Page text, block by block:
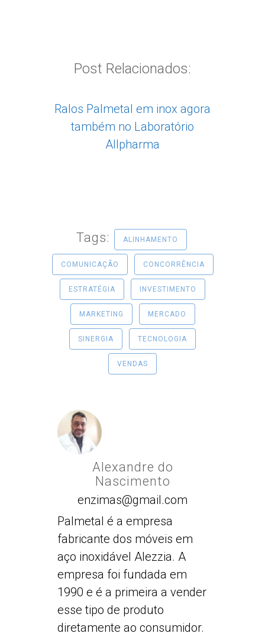
Post Relacionados:
Ralos Palmetal em inox agora
também no Laboratório
Allpharma
Tags: ALINHAMENTO
COMUNICAÇÃO CONCORRÊNCIA
ESTRATÉGIA INVESTIMENTO
MARKETING MERCADO
SINERGIA TECNOLOGIA
VENDAS
Alexandre do
Nascimento
enzimas@gmail.com
Palmetal é a empresa
fabricante dos móveis em
aço inoxidável Alezzia. A
empresa foi fundada em
1990 e é a primeira a vender
esse tipo de produto
diretamente ao consumidor.